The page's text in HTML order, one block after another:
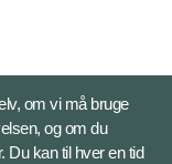
om vi må bruge
og om du
Du kan til hver en tid